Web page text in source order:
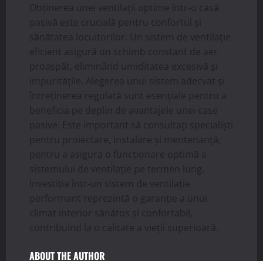
Obținerea unei ventilații optime într-o casă
pasivă este crucială pentru confortul și
sănătatea locuitorilor. Un sistem de ventilație
eficient asigură un schimb constant de aer
proaspăt, eliminând umiditatea excesivă și
impuritățile. Alegerea unui sistem adecvat și
întreținerea regulată sunt esențiale pentru a
beneficia pe deplin de avantajele unei case
pasive. Este important să consultați specialiști
pentru proiectare, instalare și mentenanță,
pentru a asigura o funcționare optimă a
sistemului de ventilație pe termen lung.
Investiția într-un sistem de ventilație
performant reprezintă o garanție a unui
climat interior sănătos și confortabil,
contribuind la o calitate a vieții superioară.
ABOUT THE AUTHOR